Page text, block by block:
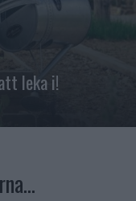
leka i!